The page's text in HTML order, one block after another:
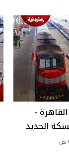
-
الحديد